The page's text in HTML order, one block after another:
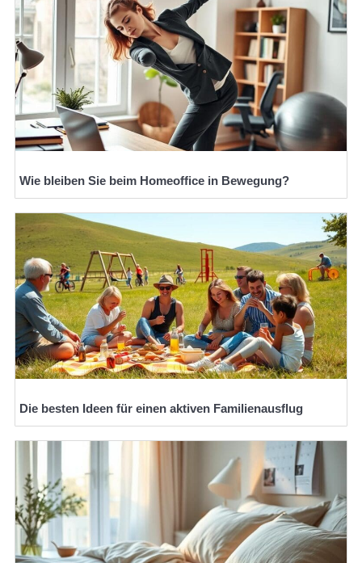
Wie bleiben Sie beim Homeoffice in Bewegung?
Die besten Ideen für einen aktiven Familienausflug